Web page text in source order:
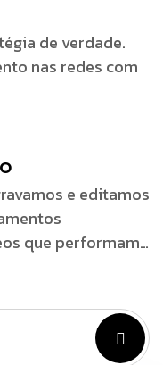
de verdade.
nas redes com
e editamos
que performam…